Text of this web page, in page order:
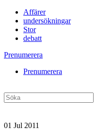
Affärer
undersökningar
Stor
debatt
Prenumerera
Prenumerera
01 Jul 2011